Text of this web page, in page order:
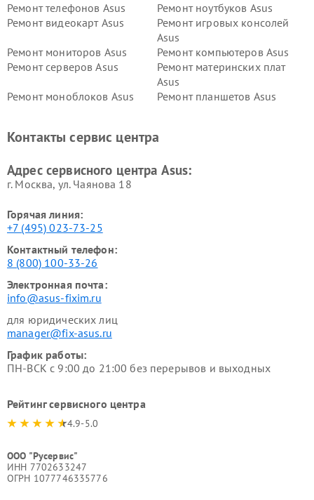
Ремонт телефонов Asus
Ремонт ноутбуков Asus
Ремонт видеокарт Asus
Ремонт игровых консолей
Asus
Ремонт мониторов Asus
Ремонт компьютеров Asus
Ремонт серверов Asus
Ремонт материнских плат
Asus
Ремонт моноблоков Asus
Ремонт планшетов Asus
Контакты сервис центра
Адрес сервисного центра Asus:
г. Москва, ул. Чаянова 18
Горячая линия:
+7 (495) 023-73-25
Контактный телефон:
8 (800) 100-33-26
Электронная почта:
info@asus-fixim.ru
для юридических лиц
manager@fix-asus.ru
График работы:
ПН-ВСК с 9:00 до 21:00 без перерывов и выходных
Рейтинг сервисного центра
4.9-5.0
ООО "Русервис"
ИНН 7702633247
ОГРН 1077746335776